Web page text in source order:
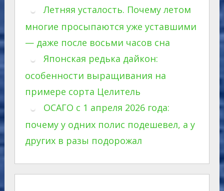
Летняя усталость. Почему летом
многие просыпаются уже уставшими
— даже после восьми часов сна
Японская редька дайкон:
особенности выращивания на
примере сорта Целитель
ОСАГО с 1 апреля 2026 года:
почему у одних полис подешевел, а у
других в разы подорожал